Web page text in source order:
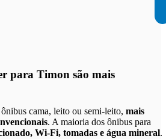
para Timon são mais
cama, leito ou semi-leito, mais
. A maioria dos ônibus para
Wi-Fi, tomadas e água mineral.